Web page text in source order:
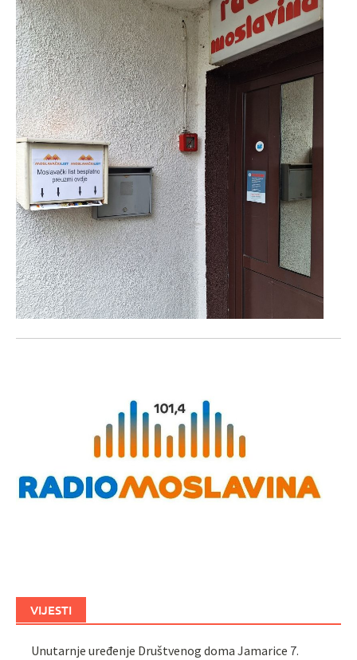
VIJESTI
Unutarnje uređenje Društvenog doma Jamarice 7.